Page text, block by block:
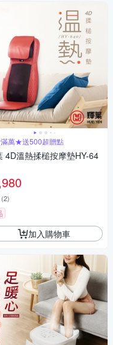
萬★送500超贈點
4D溫熱揉槌按摩墊HY-64
(2)
加入購物車